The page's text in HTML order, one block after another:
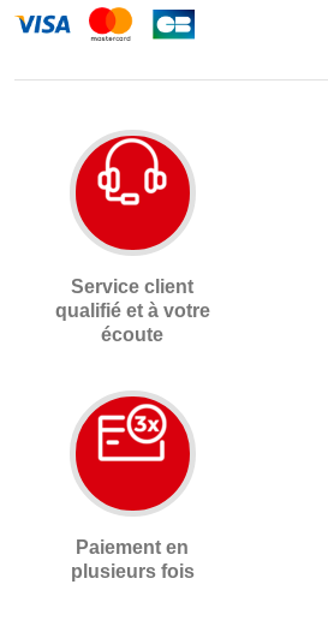
Service client
qualifié et à votre
écoute
Paiement en
plusieurs fois